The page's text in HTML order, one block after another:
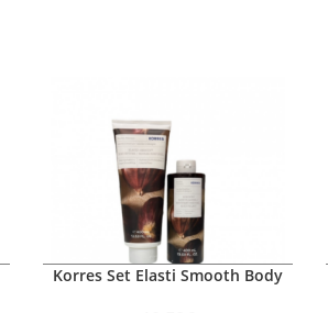
Korres Set Elasti Smooth Body